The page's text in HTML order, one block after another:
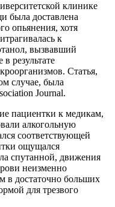
клинике
была доставлена
опьянения, хотя
к
вызвавший
результате
Статья,
случае, была
Journal.
пациентки к медикам,
алкогольную
соответствующей
ощущался
спутанной, движения
неизменно
в достаточно больших
для трезвого